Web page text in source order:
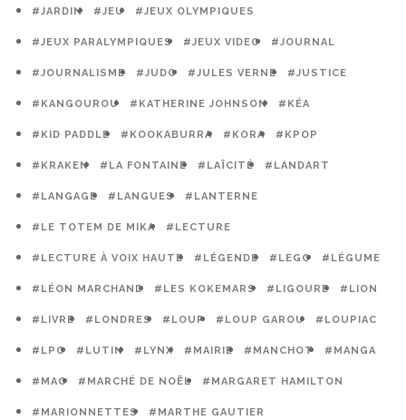
#JARDIN #JEU #JEUX OLYMPIQUES
#JEUX PARALYMPIQUES #JEUX VIDEO #JOURNAL
#JOURNALISME #JUDO #JULES VERNE #JUSTICE
#KANGOUROU #KATHERINE JOHNSON #KÉA
#KID PADDLE #KOOKABURRA #KORA #KPOP
#KRAKEN #LA FONTAINE #LAÏCITÉ #LANDART
#LANGAGE #LANGUES #LANTERNE
#LE TOTEM DE MIKA #LECTURE
#LECTURE À VOIX HAUTE #LÉGENDE #LEGO #LÉGUME
#LÉON MARCHAND #LES KOKEMARS #LIGOURE #LION
#LIVRE #LONDRES #LOUP #LOUP GAROU #LOUPIAC
#LPO #LUTIN #LYNX #MAIRIE #MANCHOT #MANGA
#MAO #MARCHÉ DE NOËL #MARGARET HAMILTON
#MARIONNETTES #MARTHE GAUTIER